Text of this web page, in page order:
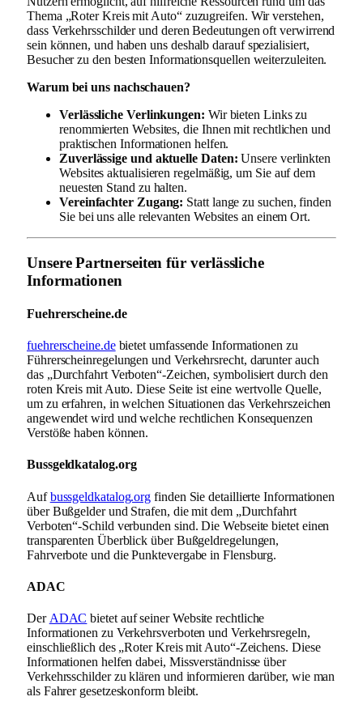
Thema „Roter Kreis mit Auto“ zuzugreifen. Wir verstehen,
dass Verkehrsschilder und deren Bedeutungen oft verwirrend
sein können, und haben uns deshalb darauf spezialisiert,
Besucher zu den besten Informationsquellen weiterzuleiten.
Warum bei uns nachschauen?
Verlässliche Verlinkungen: Wir bieten Links zu
renommierten Websites, die Ihnen mit rechtlichen und
praktischen Informationen helfen.
Zuverlässige und aktuelle Daten: Unsere verlinkten
Websites aktualisieren regelmäßig, um Sie auf dem
neuesten Stand zu halten.
Vereinfachter Zugang: Statt lange zu suchen, finden
Sie bei uns alle relevanten Websites an einem Ort.
Unsere Partnerseiten für verlässliche
Informationen
Fuehrerscheine.de
fuehrerscheine.debietet umfassende Informationen zu
Führerscheinregelungen und Verkehrsrecht, darunter auch
das „Durchfahrt Verboten“-Zeichen, symbolisiert durch den
roten Kreis mit Auto. Diese Seite ist eine wertvolle Quelle,
um zu erfahren, in welchen Situationen das Verkehrszeichen
angewendet wird und welche rechtlichen Konsequenzen
Verstöße haben können.
Bussgeldkatalog.org
Aufbussgeldkatalog.org finden Sie detaillierte Informationen
über Bußgelder und Strafen, die mit dem „Durchfahrt
Verboten“-Schild verbunden sind. Die Webseite bietet einen
transparenten Überblick über Bußgeldregelungen,
Fahrverbote und die Punktevergabe in Flensburg.
ADAC
Der ADAC bietet auf seiner Website rechtliche
Informationen zu Verkehrsverboten und Verkehrsregeln,
einschließlich des „Roter Kreis mit Auto“-Zeichens. Diese
Informationen helfen dabei, Missverständnisse über
Verkehrsschilder zu klären und informieren darüber, wie man
als Fahrer gesetzeskonform bleibt.